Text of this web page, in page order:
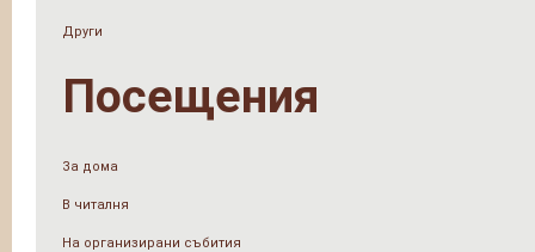
Други
Посещения
За дома
В читалня
На организирани събития